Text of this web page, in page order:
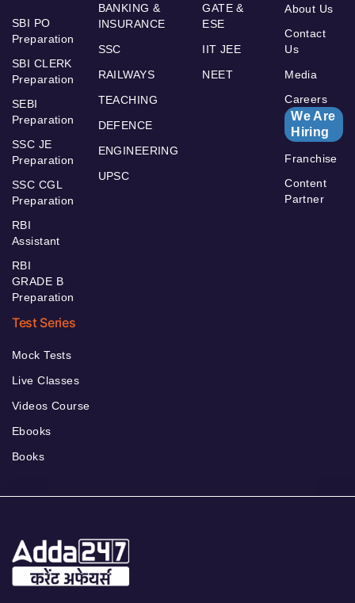
SBI PO
Preparation
SBI CLERK
Preparation
SEBI
Preparation
SSC JE
Preparation
SSC CGL
Preparation
RBI
Assistant
RBI
GRADE B
Preparation
BANKING &
INSURANCE
SSC
RAILWAYS
TEACHING
DEFENCE
ENGINEERING
UPSC
GATE &
ESE
IIT JEE
NEET
About Us
Contact
Us
Media
Careers
We Are
Hiring
Franchise
Content
Partner
Test Series
Mock Tests
Live Classes
Videos Course
Ebooks
Books